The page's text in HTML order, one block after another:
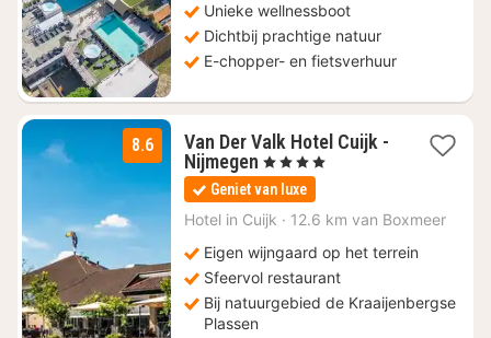
Unieke wellnessboot
Dichtbij prachtige natuur
E-chopper- en fietsverhuur
8.6
Van Der Valk Hotel Cuijk -
Nijmegen 1
nacht
vanaf
€
, 4 Sterren
Geniet van luxe
Hotel in Cuijk · 12.6 km van Boxmeer
Eigen wijngaard op het terrein
Sfeervol restaurant
Bij natuurgebied de Kraaijenbergse
Plassen